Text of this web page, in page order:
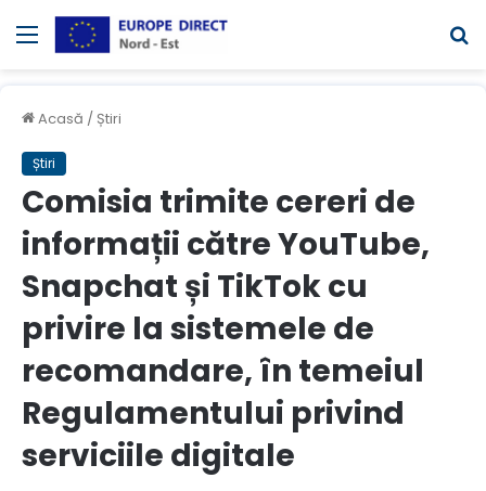
Meniul
Acasă / Știri
Știri
Comisia trimite cereri de
informații către YouTube,
Snapchat și TikTok cu
privire la sistemele de
recomandare, în temeiul
Regulamentului privind
serviciile digitale